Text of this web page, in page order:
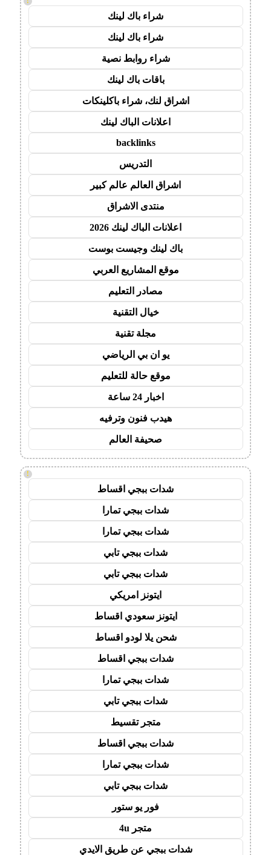
شراء باك لينك
شراء باك لينك
شراء روابط نصية
باقات باك لينك
اشراق لنك، شراء باكلينكات
اعلانات الباك لينك
backlinks
التدريس
اشراق العالم عالم كبير
منتدى الاشراق
اعلانات الباك لينك 2026
باك لينك وجيست بوست
موقع المشاريع العربي
مصادر التعليم
خيال التقنية
مجلة تقنية
يو ان بي الرياضي
موقع حالة للتعليم
اخبار 24 ساعة
هيدب فنون وترفيه
صحيفة العالم
!
شدات ببجي اقساط
شدات ببجي تمارا
شدات ببجي تمارا
شدات ببجي تابي
شدات ببجي تابي
ايتونز امريكي
ايتونز سعودي اقساط
شحن يلا لودو اقساط
شدات ببجي اقساط
شدات ببجي تمارا
شدات ببجي تابي
متجر تقسيط
شدات ببجي اقساط
شدات ببجي تمارا
شدات ببجي تابي
فور يو ستور
متجر 4u
شدات ببجي عن طريق الايدي